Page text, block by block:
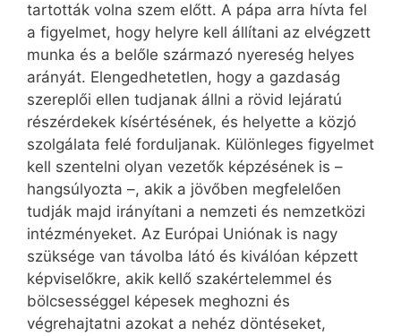
tartották volna szem előtt. A pápa arra hívta fel
a figyelmet, hogy helyre kell állítani az elvégzett
munka és a belőle származó nyereség helyes
arányát. Elengedhetetlen, hogy a gazdaság
szereplői ellen tudjanak állni a rövid lejáratú
részérdekek kísértésének, és helyette a közjó
szolgálata felé forduljanak. Különleges figyelmet
kell szentelni olyan vezetők képzésének is –
hangsúlyozta –, akik a jövőben megfelelően
tudják majd irányítani a nemzeti és nemzetközi
intézményeket. Az Európai Uniónak is nagy
szüksége van távolba látó és kiválóan képzett
képviselőkre, akik kellő szakértelemmel és
bölcsességgel képesek meghozni és
végrehajtatni azokat a nehéz döntéseket,